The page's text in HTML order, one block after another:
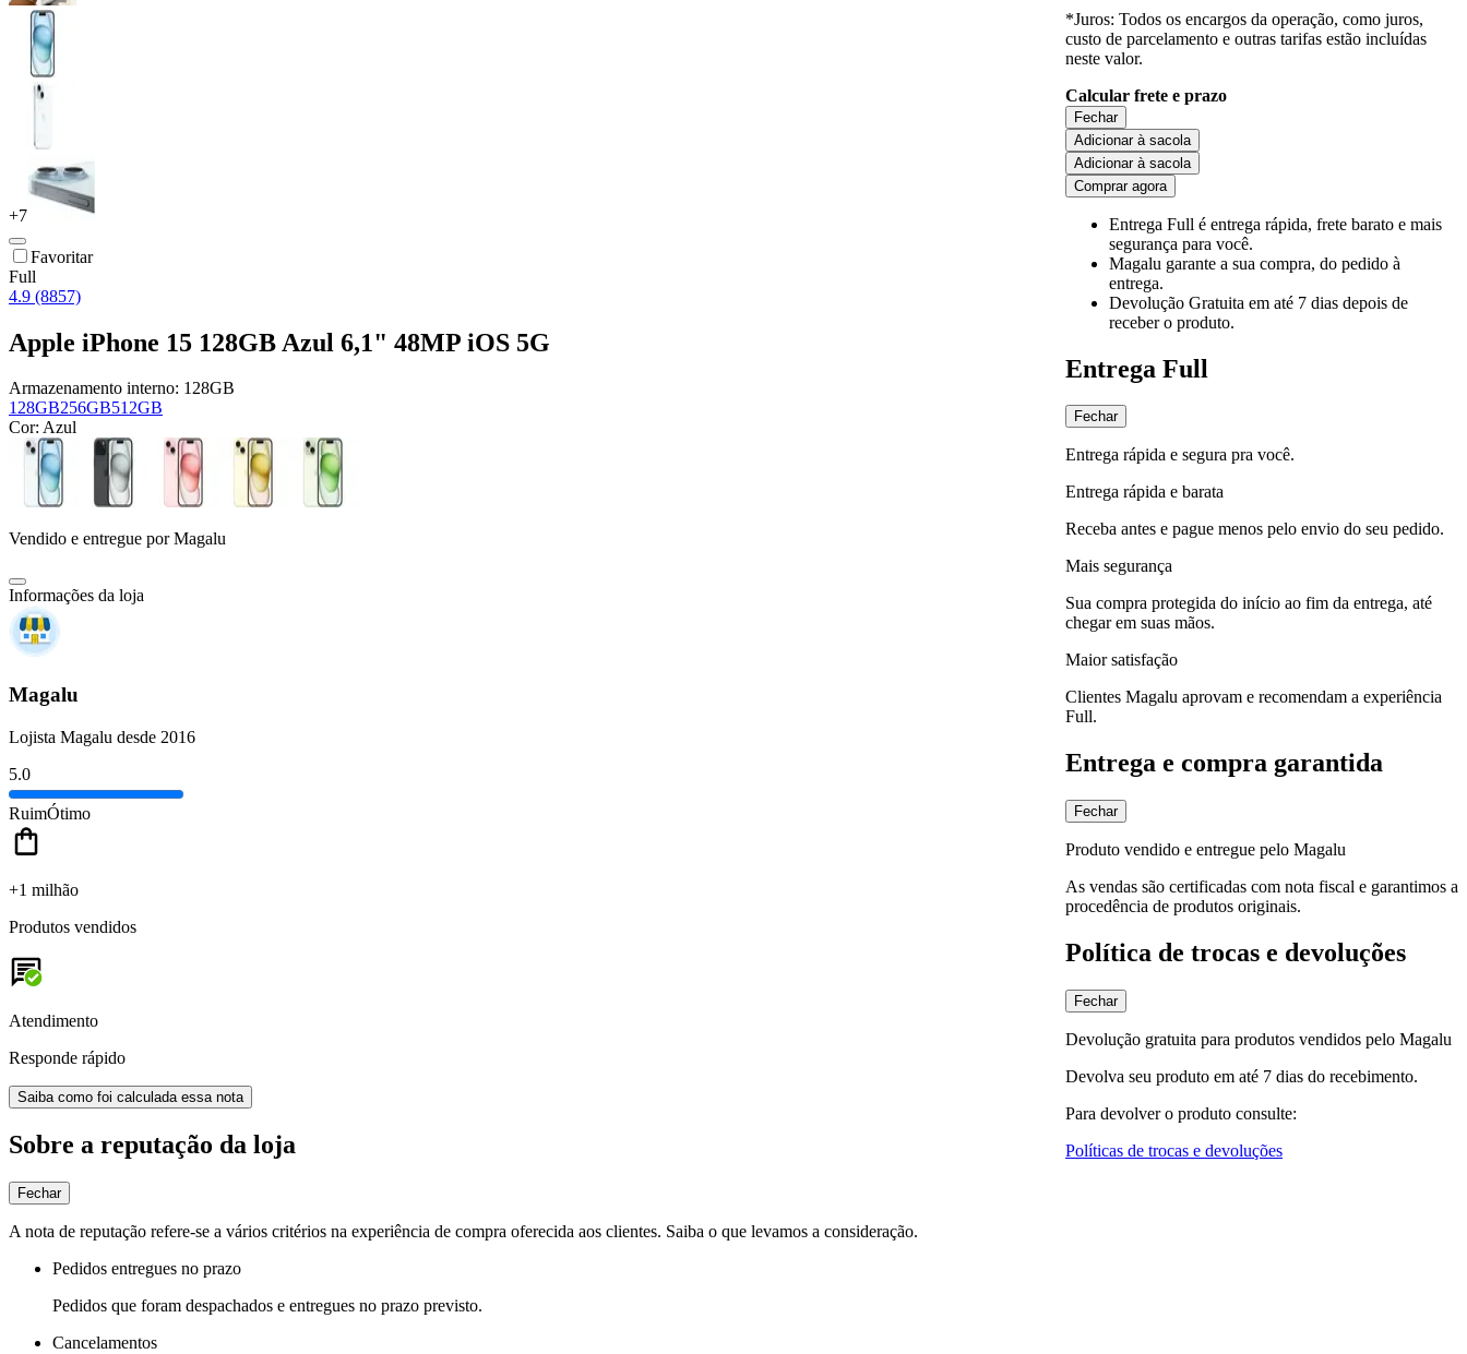
+7
Favoritar
Full
4.9 (8857)
Apple iPhone 15 128GB Azul 6,1" 48MP iOS 5G
Armazenamento interno: 128GB
128GB256GB512GB
Cor: Azul
Vendido e entregue por Magalu
Informações da loja
Magalu
Lojista Magalu desde 2016
5.0
RuimÓtimo
+1 milhão
Produtos vendidos
Atendimento
Responde rápido
Saiba como foi calculada essa nota
Sobre a reputação da loja
Fechar
A nota de reputação refere-se a vários critérios na experiência de compra oferecida aos clientes. Saiba o que levamos a consideração.
Pedidos entregues no prazo
Pedidos que foram despachados e entregues no prazo previsto.
Cancelamentos
*Juros: Todos os encargos da operação, como juros,
custo de parcelamento e outras tarifas estão incluídas
neste valor.
Calcular frete e prazo
Fechar
Adicionar à sacola
Adicionar à sacola
Comprar agora
Entrega Full é entrega rápida, frete barato e mais
segurança para você.
Magalu garante a sua compra, do pedido à
entrega.
Devolução Gratuita em até 7 dias depois de
receber o produto.
Entrega Full
Fechar
Entrega rápida e segura pra você.
Entrega rápida e barata
Receba antes e pague menos pelo envio do seu pedido.
Mais segurança
Sua compra protegida do início ao fim da entrega, até
chegar em suas mãos.
Maior satisfação
Clientes Magalu aprovam e recomendam a experiência
Full.
Entrega e compra garantida
Fechar
Produto vendido e entregue pelo Magalu
As vendas são certificadas com nota fiscal e garantimos a
procedência de produtos originais.
Política de trocas e devoluções
Fechar
Devolução gratuita para produtos vendidos pelo Magalu
Devolva seu produto em até 7 dias do recebimento.
Para devolver o produto consulte:
Políticas de trocas e devoluções